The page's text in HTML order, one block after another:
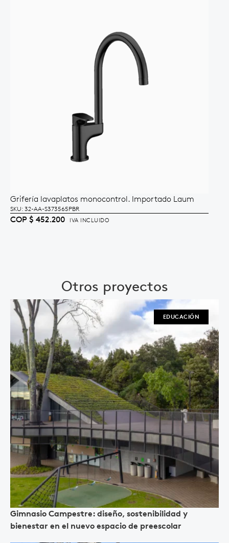
AÑADIR AL CARRITO
Grifería lavaplatos monocontrol. Importado Laum
SKU: 32-AA-S373565PBR
COP $ 452.200 IVA INCLUIDO
Otros proyectos
EDUCACIÓN
Gimnasio Campestre: diseño, sostenibilidad y
bienestar en el nuevo espacio de preescolar